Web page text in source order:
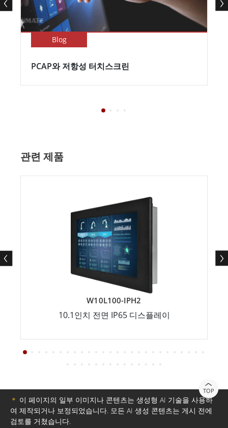
Blog
PCAP와 저항성 터치스크린
관련 제품
W10L100-IPH2
10.1인치 전면 IP65 디스플레이
TOP
＊ 이 페이지의 일부 이미지나 콘텐츠는 생성형 AI 기술을 사용하
여 제작되거나 보정되었습니다. 모든 AI 생성 콘텐츠는 게시 전에
검토를 거쳤습니다.